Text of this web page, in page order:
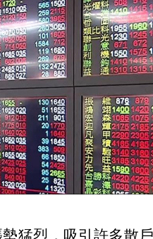
猛烈，吸引許多散